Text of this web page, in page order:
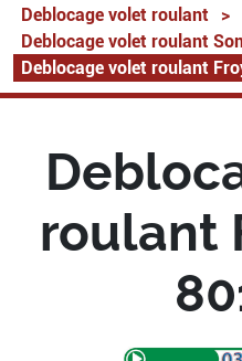
Deblocage volet roulant
>
Deblocage volet roulant
Deblocage volet roulant
roulant